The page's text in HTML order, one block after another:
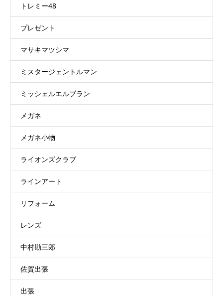
トレミー48
プレゼント
マサキマツシマ
ミスタージェントルマン
ミッシェルエルブラン
メガネ
メガネ小物
ライオンズクラブ
ラインアート
リフォーム
レンズ
中村勘三郎
佐賀出張
出張